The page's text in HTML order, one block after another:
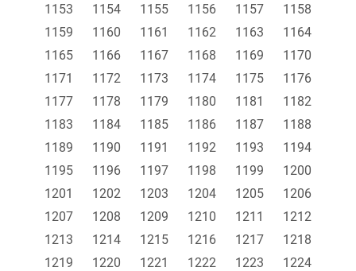
1153 1154 1155 1156 1157
1158
1159
1160 1161 1162 1163
1164
1165
1166 1167 1168 1169
1170
1171
1172 1173 1174 1175
1176
1177
1178 1179 1180 1181
1182
1183
1184 1185 1186 1187
1188
1189
1190 1191 1192 1193
1194
1195
1196 1197 1198 1199
1200
1201
1202 1203 1204 1205
1206
1207
1208 1209 1210 1211
1212
1213
1214 1215 1216 1217
1218
1219
1220 1221 1222 1223
1224